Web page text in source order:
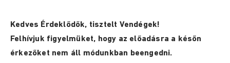
Kedves Érdeklődők, tisztelt Vendégek!
Felhívjuk figyelmüket, hogy az előadásra a későn
érkezőket nem áll módunkban beengedni.